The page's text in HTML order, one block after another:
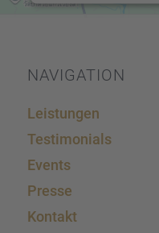
NAVIGA­TION
Leistun­gen
Testi­mo­ni­als
Events
Presse
Kontakt